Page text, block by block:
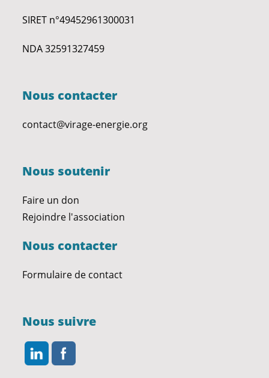
SIRET n°49452961300031
NDA 32591327459
Nous contacter
contact@virage-energie.org
Nous soutenir
Faire un don
Rejoindre l'association
Nous contacter
Formulaire de contact
Nous suivre